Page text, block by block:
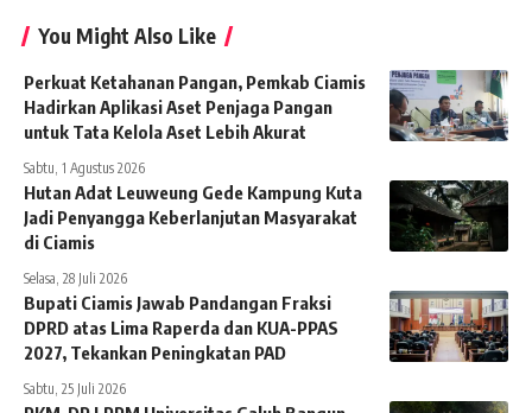
You Might Also Like
Perkuat Ketahanan Pangan, Pemkab Ciamis
Hadirkan Aplikasi Aset Penjaga Pangan
untuk Tata Kelola Aset Lebih Akurat
Sabtu, 1 Agustus 2026
Hutan Adat Leuweung Gede Kampung Kuta
Jadi Penyangga Keberlanjutan Masyarakat
di Ciamis
Selasa, 28 Juli 2026
Bupati Ciamis Jawab Pandangan Fraksi
DPRD atas Lima Raperda dan KUA-PPAS
2027, Tekankan Peningkatan PAD
Sabtu, 25 Juli 2026